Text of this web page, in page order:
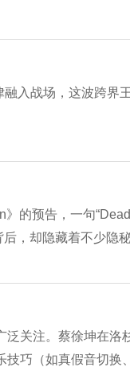
入战场，这波跨界
的预告，一句
，却隐藏着不少隐
关注。蔡徐坤在洛
技巧（如真假音切换